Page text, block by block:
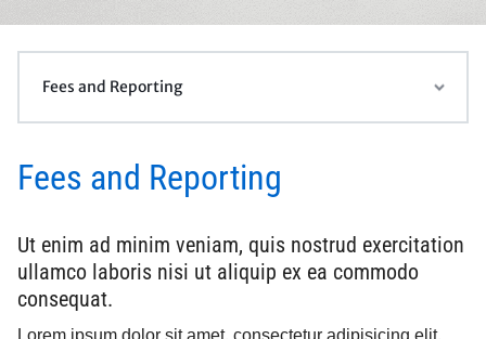
Fees and Reporting
Ut enim ad minim veniam, quis nostrud exercitation
ullamco laboris nisi ut aliquip ex ea commodo
consequat.
Lorem ipsum dolor sit amet, consectetur adipisicing elit,
Fees and Reporting